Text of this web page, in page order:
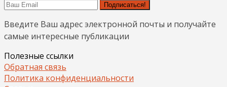
Подписаться!
Введите Ваш адрес электронной почты и получайте
самые интересные публикации
Полезные ссылки
Обратная связь
Политика конфиденциальности